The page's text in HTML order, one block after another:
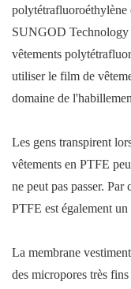
polytétrafluoroéthylène
SUNGOD Technology
vêtements
utiliser le film de
domaine de
Les gens transpirent
vêtements en PTFE
ne peut pas passer. Par
PTFE est également un
La membrane
des micropores très